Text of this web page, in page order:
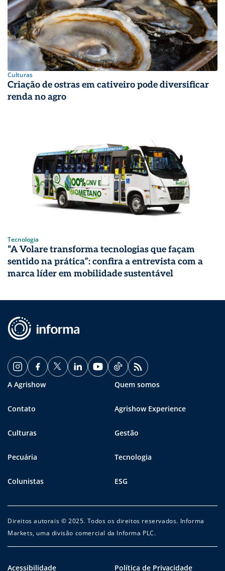
Culturas
Criação de ostras em cativeiro pode diversificar
renda no agro
Tecnologia
“A Volare transforma tecnologias que façam
sentido na prática”: confira a entrevista com a
marca líder em mobilidade sustentável
A Agrishow Quem somos
Contato Agrishow Experience
Culturas Gestão
Pecuária Tecnologia
Colunistas ESG
Direitos autorais © 2025. Todos os direitos reservados. Informa
Markets, uma divisão comercial da Informa PLC.
Acessibilidade Política de Privacidade